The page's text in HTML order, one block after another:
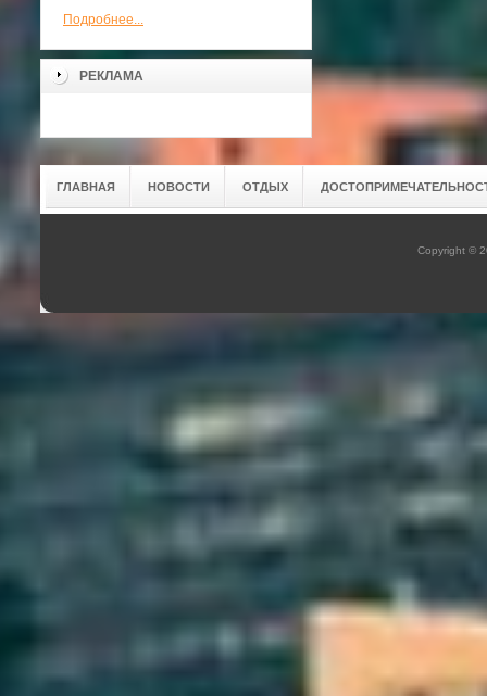
Подробнее...
РЕКЛАМА
ГЛАВНАЯ НОВОСТИ ОТДЫХ
Copyright ©